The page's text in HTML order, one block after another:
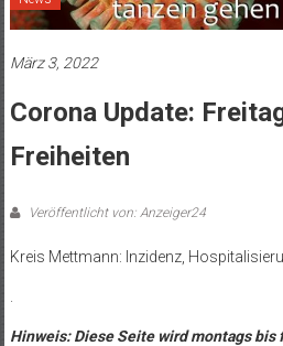
März 3, 2022
Corona Update:
Freiheiten
Veröffentlicht von: Anzeiger24
Kreis Mettmann: Inzidenz,
Hinweis: Diese Seite wird montags